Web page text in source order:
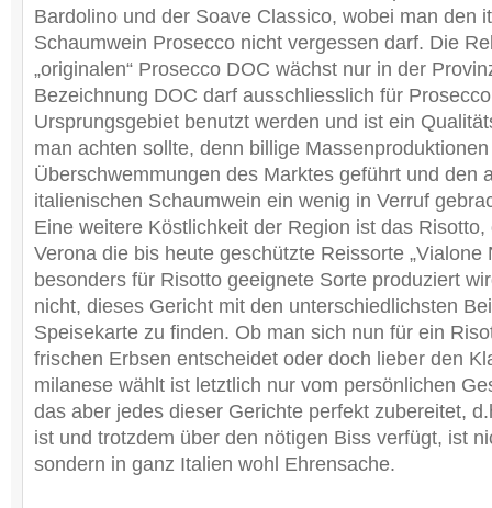
Bardolino und der Soave Classico, wobei man den
Schaumwein Prosecco nicht vergessen darf. Die
„originalen“ Prosecco DOC wächst nur in der
Bezeichnung DOC darf ausschliesslich für
Ursprungsgebiet benutzt werden und ist ein
man achten sollte, denn billige
Überschwemmungen des Marktes geführt und den
italienischen Schaumwein ein wenig in Verruf
Eine weitere Köstlichkeit der Region ist das
Verona die bis heute geschützte Reissorte „Vialone
besonders für Risotto geeignete Sorte produziert
nicht, dieses Gericht mit den unterschiedlichsten
Speisekarte zu finden. Ob man sich nun für ein
frischen Erbsen entscheidet oder doch lieber den
milanese wählt ist letztlich nur vom persönlichen
das aber jedes dieser Gerichte perfekt zubereitet,
ist und trotzdem über den nötigen Biss verfügt, ist
sondern in ganz Italien wohl Ehrensache.